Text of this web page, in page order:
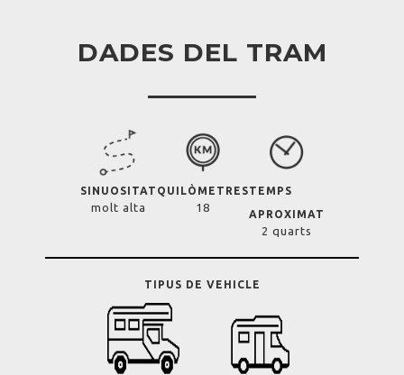
DADES DEL TRAM
SINUOSITAT
molt alta
QUILÒMETRES
18
TEMPS
APROXIMAT
2 quarts
TIPUS DE VEHICLE